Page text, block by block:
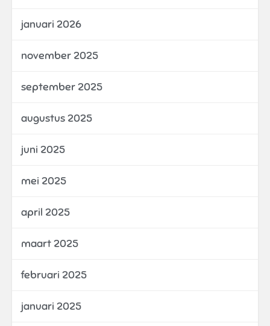
januari 2026
november 2025
september 2025
augustus 2025
juni 2025
mei 2025
april 2025
maart 2025
februari 2025
januari 2025